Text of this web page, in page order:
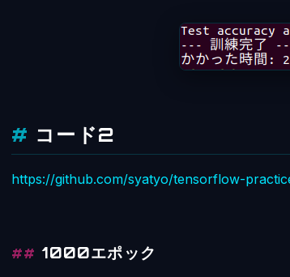
コード2
https://github.com/syatyo/tensorflow-
1000エポック